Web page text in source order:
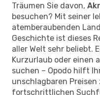
Träumen Sie davon,
besuchen? Mit seiner
atemberaubenden
Geschichte ist dieses
aller Welt sehr beliebt.
Kurzurlaub oder einen
suchen – Opodo hilft
unschlagbaren Preisen
fortschrittlichen